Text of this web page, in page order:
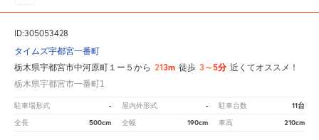
ID:305053428
タイムズ宇都宮一番町
栃木県宇都宮市中河原町１ー５から 213m 徒歩 3～5分 近くてオススメ！
栃木県宇都宮市一番町1
駐車場形式 - 屋内外形式 - 駐車台数 11台
全長 500cm 全幅 190cm 車高 210cm